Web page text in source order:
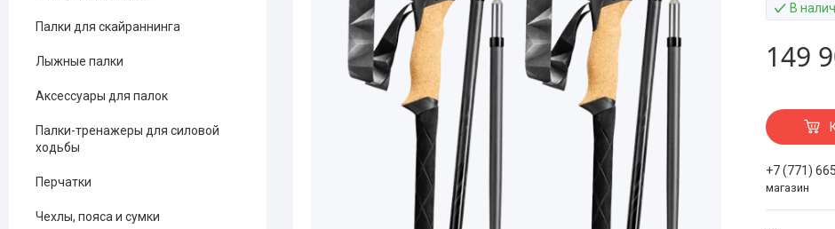
В
149
+7 (771)
магазин
Палки для скайраннинга
Лыжные палки
Аксессуары для палок
Палки-тренажеры для силовой
ходьбы
Перчатки
Чехлы, пояса и сумки